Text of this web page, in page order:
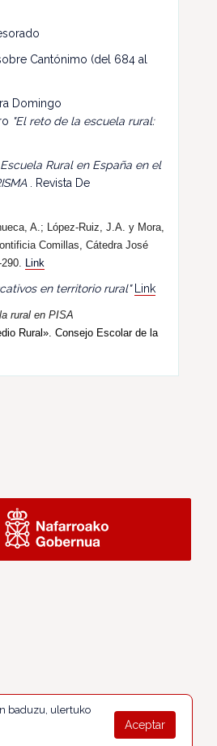
Cantónimo (del 684 al
Domingo
"El reto de la escuela rural:
Rural en España en el
. Revista De
A.; López-Ruiz, J.A. y Mora,
Comillas, Cátedra José
Link
en territorio rural"
Link
rural en PISA
Rural». Consejo Escolar de la
Aceptar
baduzu, ulertuko